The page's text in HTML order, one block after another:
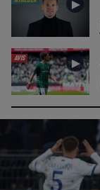
►
AVIS ►